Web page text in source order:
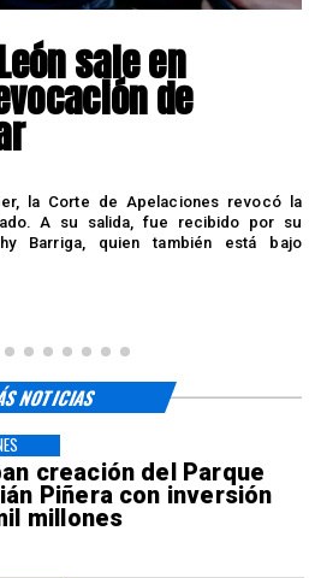
sale en
de
la Corte de Apelaciones revocó la
A su salida, fue recibido por su
Barriga, quien también está bajo
creación del Parque
Piñera con inversión
millones
NOTICIAS